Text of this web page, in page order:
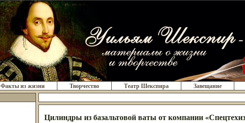
Факты из жизни Творчество Театр Шекспира Завещание
Цилиндры из базальтовой ваты от компании